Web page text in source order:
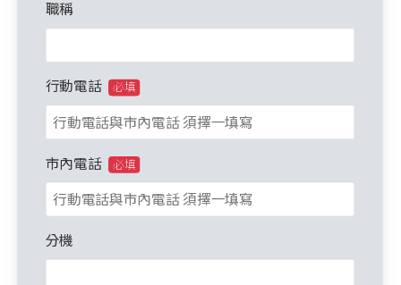
職稱
行動電話 必填
市內電話 必填
分機